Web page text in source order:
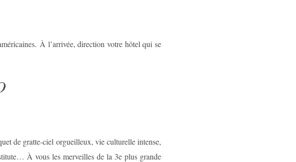
À l’arrivée, direction votre hôtel qui se
de gratte-ciel orgueilleux, vie culturelle intense,
À vous les merveilles de la 3e plus grande